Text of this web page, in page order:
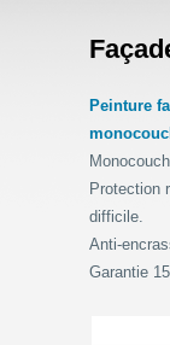
Peinture
Protection
difficile.
Anti-
Garantie 15